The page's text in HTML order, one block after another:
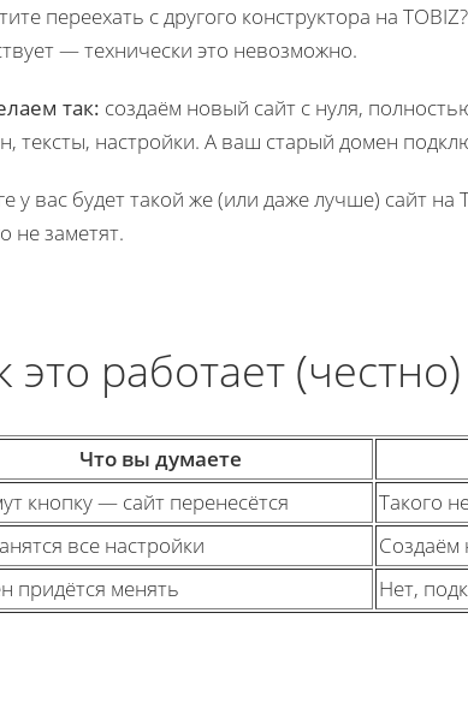
переехать с другого конструктора на
— технически это невозможно.
так: создаём новый сайт с нуля,
тексты, настройки. А ваш старый домен
у вас будет такой же (или даже лучше) сайт
не заметят.
это работает (честно)
Что вы думаете
кнопку — сайт перенесётся
Такого
все настройки
Создаём
придётся менять
Нет,